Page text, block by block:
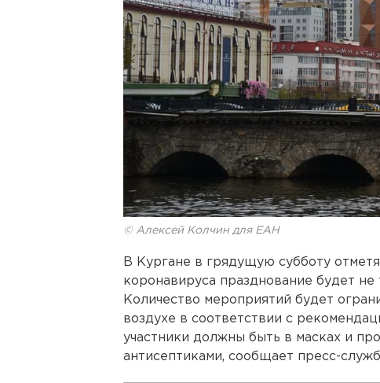
© Алексей Колчин для ЕАН
В Кургане в грядущую субботу
коронавируса празднование будет
Количество мероприятий будет
воздухе в соответствии с
участники должны быть в масках и
антисептиками, сообщает пресс-